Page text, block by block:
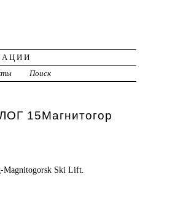
Поиск
15Магнитогор
Magnitogorsk Ski Lift.